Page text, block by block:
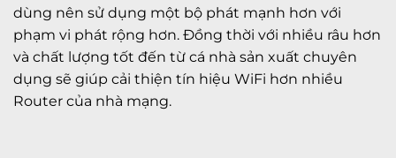
dùng nên sử dụng một bộ phát mạnh hơn với
phạm vi phát rộng hơn. Đồng thời với nhiều râu hơn
và chất lượng tốt đến từ cá nhà sản xuất chuyên
dụng sẽ giúp cải thiện tín hiệu WiFi hơn nhiều
Router của nhà mạng.